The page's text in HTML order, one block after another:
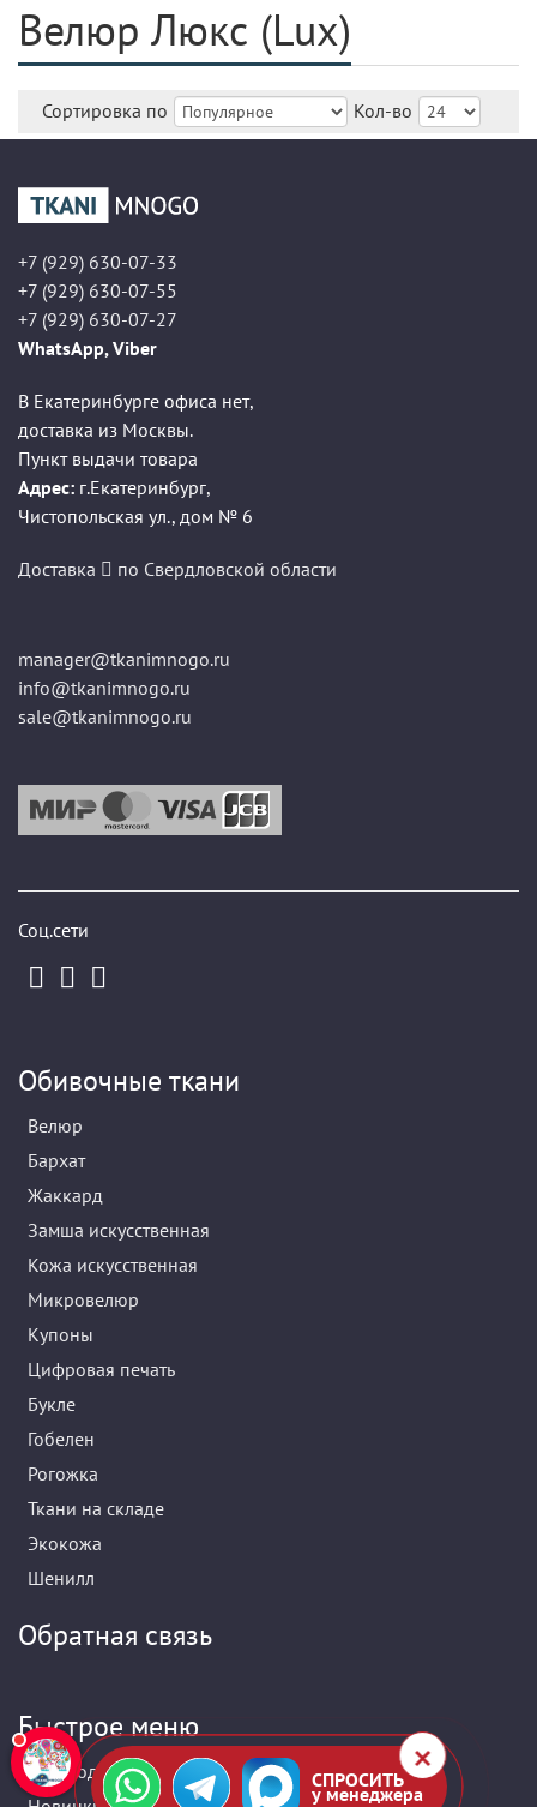
СПРОСИТЬ
у менеджера
Велюр Люкс (Lux)
Сортировка по Кол-во
+7 (929) 630-07-33
+7 (929) 630-07-55
+7 (929) 630-07-27
WhatsApp, Viber
В Екатеринбурге офиса нет,
доставка из Москвы.
Пункт выдачи товара
Адрес: г.Екатеринбург,
Чистопольская ул., дом № 6
Доставка по Свердловской области
manager@tkanimnogo.ru
info@tkanimnogo.ru
sale@tkanimnogo.ru
Соц.сети
Обивочные ткани
Велюр
Бархат
Жаккард
Замша искусственная
Кожа искусственная
Микровелюр
Купоны
Цифровая печать
Букле
Гобелен
Рогожка
Ткани на складе
Экокожа
Шенилл
Обратная связь
Быстрое меню
Распродажа мебельных тканей